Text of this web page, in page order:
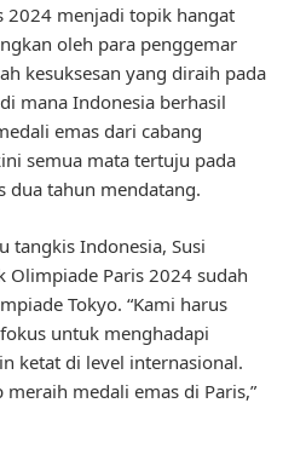
2024 menjadi topik hangat
oleh para penggemar
kesuksesan yang diraih pada
mana Indonesia berhasil
emas dari cabang
semua mata tertuju pada
dua tahun mendatang.
tangkis Indonesia, Susi
Olimpiade Paris 2024 sudah
Tokyo. “Kami harus
untuk menghadapi
ketat di level internasional.
medali emas di Paris,”